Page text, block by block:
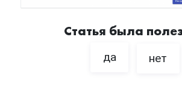
Статья была
да нет